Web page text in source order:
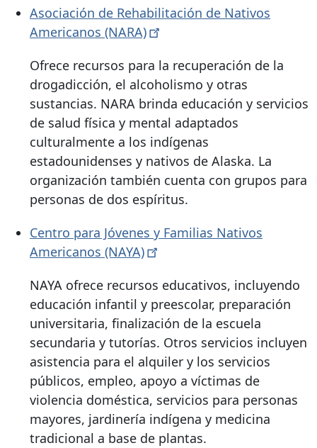
Asociación de Rehabilitación de Nativos
Americanos (NARA)
Ofrece recursos para la recuperación de la
drogadicción, el alcoholismo y otras
sustancias. NARA brinda educación y servicios
de salud física y mental adaptados
culturalmente a los indígenas
estadounidenses y nativos de Alaska. La
organización también cuenta con grupos para
personas de dos espíritus.
Centro para Jóvenes y Familias Nativos
Americanos (NAYA)
NAYA ofrece recursos educativos, incluyendo
educación infantil y preescolar, preparación
universitaria, finalización de la escuela
secundaria y tutorías. Otros servicios incluyen
asistencia para el alquiler y los servicios
públicos, empleo, apoyo a víctimas de
violencia doméstica, servicios para personas
mayores, jardinería indígena y medicina
tradicional a base de plantas.